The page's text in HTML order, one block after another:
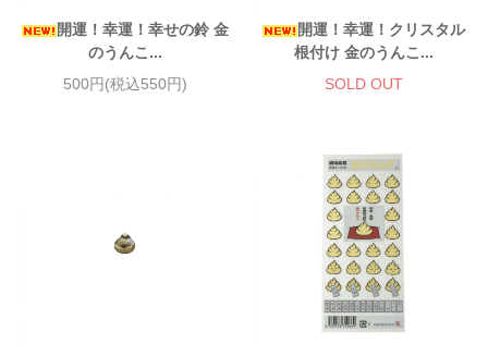
開運！幸運！幸せの鈴 金
のうんこ...
500円(税込550円)
開運！幸運！クリスタル
根付け 金のうんこ...
SOLD OUT